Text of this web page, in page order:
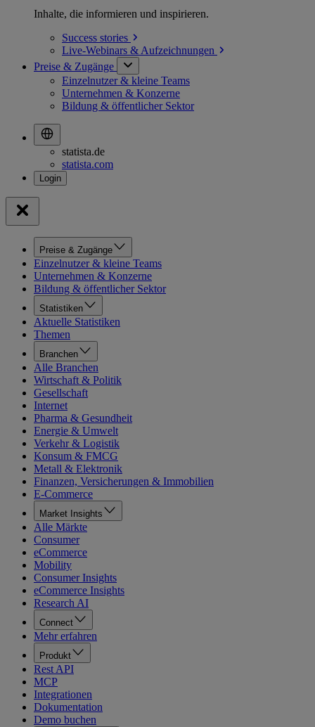
Inhalte, die informieren und inspirieren.
Success stories
Live-Webinars & Aufzeichnungen
Preise & Zugänge
Einzelnutzer & kleine Teams
Unternehmen & Konzerne
Bildung & öffentlicher Sektor
statista.de
statista.com
Preise & Zugänge
Einzelnutzer & kleine Teams
Unternehmen & Konzerne
Bildung & öffentlicher Sektor
Statistiken
Aktuelle Statistiken
Themen
Branchen
Alle Branchen
Wirtschaft & Politik
Gesellschaft
Internet
Pharma & Gesundheit
Energie & Umwelt
Verkehr & Logistik
Konsum & FMCG
Metall & Elektronik
Finanzen, Versicherungen & Immobilien
E-Commerce
Market Insights
Alle Märkte
Consumer
eCommerce
Mobility
Consumer Insights
eCommerce Insights
Research AI
Connect
Mehr erfahren
Produkt
Rest API
MCP
Integrationen
Dokumentation
Demo buchen